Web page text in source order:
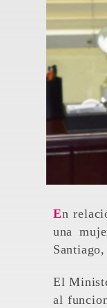
En relación a la denuncia que cursa en la Fiscalía de Santiago sobre la supuesta violación sexual a
una
El
al